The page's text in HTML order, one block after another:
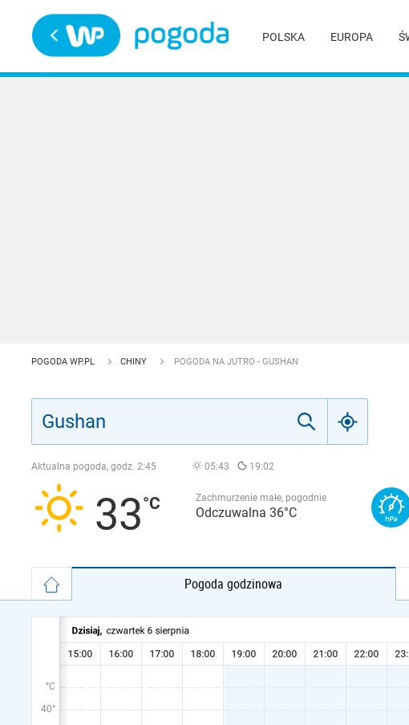
POLSKA EUROPA
POGODA WP.PL CHINY POGODA NA JUTRO - GUSHAN
Aktualna pogoda, godz. 2:45 05:43 19:02
33 Zachmurzenie małe, pogodnie
Odczuwalna 36°C
Pogoda godzinowa
°C
40°